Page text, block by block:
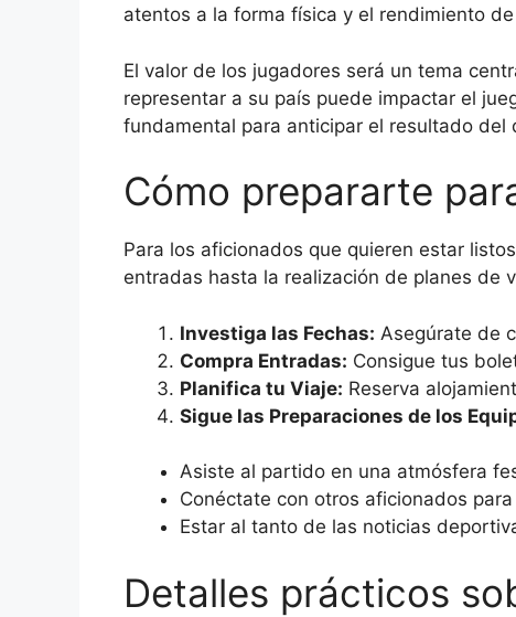
atentos a la forma física y el rendimiento
El valor de los jugadores será un tema
representar a su país puede impactar el
fundamental para anticipar el resultado del
Cómo prepararte
Para los aficionados que quieren estar
entradas hasta la realización de planes de
Investiga las Fechas: Asegúrate de
Compra Entradas: Consigue tus
Planifica tu Viaje: Reserva
Sigue las Preparaciones de los
Asiste al partido en una atmósfera
Conéctate con otros aficionados
Estar al tanto de las noticias
Detalles prácticos